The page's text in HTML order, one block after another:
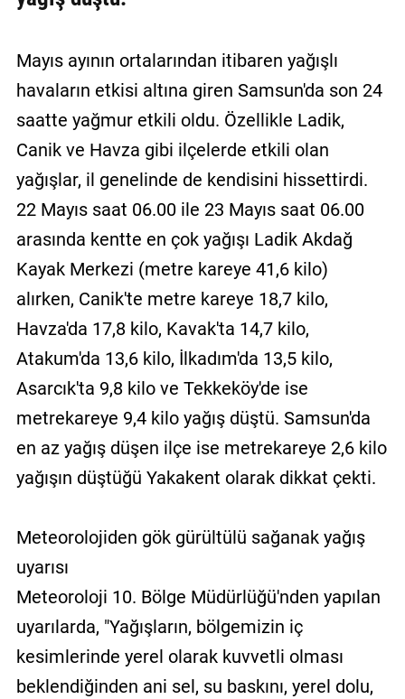
Gizlilik
Sözleşmesi
Kullanıcı
Sözleşmesi
Mayıs ayının ortalarından itibaren yağışlı
havaların etkisi altına giren Samsun'da son 24
saatte yağmur etkili oldu. Özellikle Ladik,
Canik ve Havza gibi ilçelerde etkili olan
yağışlar, il genelinde de kendisini hissettirdi.
22 Mayıs saat 06.00 ile 23 Mayıs saat 06.00
arasında kentte en çok yağışı Ladik Akdağ
Kayak Merkezi (metre kareye 41,6 kilo)
alırken, Canik'te metre kareye 18,7 kilo,
Havza'da 17,8 kilo, Kavak'ta 14,7 kilo,
Atakum'da 13,6 kilo, İlkadım'da 13,5 kilo,
Asarcık'ta 9,8 kilo ve Tekkeköy'de ise
metrekareye 9,4 kilo yağış düştü. Samsun'da
en az yağış düşen ilçe ise metrekareye 2,6 kilo
yağışın düştüğü Yakakent olarak dikkat çekti.
Meteorolojiden gök gürültülü sağanak yağış
uyarısı
Meteoroloji 10. Bölge Müdürlüğü'nden yapılan
uyarılarda, "Yağışların, bölgemizin iç
kesimlerinde yerel olarak kuvvetli olması
beklendiğinden ani sel, su baskını, yerel dolu,